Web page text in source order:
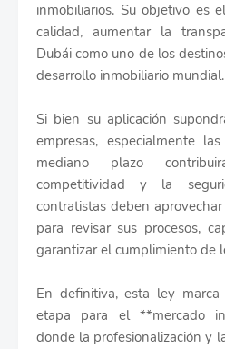
inmobiliarios. Su objetivo es
calidad, aumentar la
Dubái como uno de los
desarrollo inmobiliario mundial.
Si bien su aplicación
empresas, especialmente
mediano plazo
competitividad y la
contratistas deben
para revisar sus procesos,
garantizar el cumplimiento de
En definitiva, esta ley
etapa para el **mercado
donde la profesionalización y